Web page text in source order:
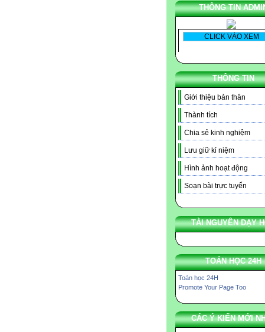
THÔNG TIN
THÔNG TIN
Giới thiệu bản thân
Thành tích
Chia sẻ kinh nghiệm
Lưu giữ kỉ niệm
Hình ảnh hoạt động
Soạn bài trực tuyến
TÀI NGUYÊN DẠY
TOÁN HỌC 24H
Toán học 24H
Promote Your Page Too
CÁC Ý KIẾN MỚI